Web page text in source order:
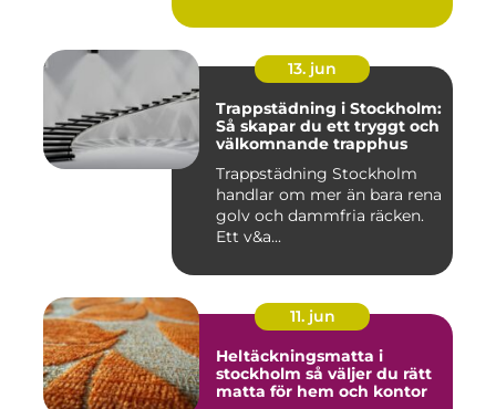
13. jun
Trappstädning i Stockholm:
Så skapar du ett tryggt och
välkomnande trapphus
Trappstädning Stockholm
handlar om mer än bara rena
golv och dammfria räcken.
Ett v&a...
11. jun
Heltäckningsmatta i
stockholm så väljer du rätt
matta för hem och kontor